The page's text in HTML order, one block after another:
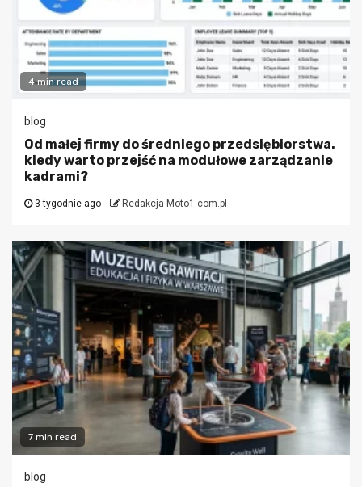
4 min read
blog
Od małej firmy do średniego przedsiębiorstwa.
kiedy warto przejść na modułowe zarządzanie
kadrami?
3 tygodnie ago Redakcja Moto1.com.pl
7 min read
blog